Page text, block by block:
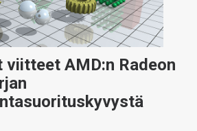
viitteet AMD:n Radeon